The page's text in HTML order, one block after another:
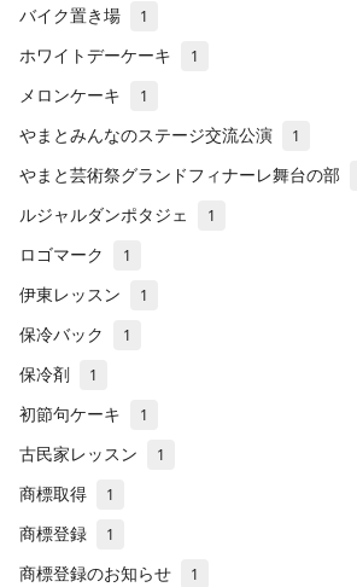
バイク置き場 1
ホワイトデーケーキ 1
メロンケーキ 1
やまとみんなのステージ交流公演 1
やまと芸術祭グランドフィナーレ舞台の部
ルジャルダンポタジェ 1
ロゴマーク 1
伊東レッスン 1
保冷バック 1
保冷剤 1
初節句ケーキ 1
古民家レッスン 1
商標取得 1
商標登録 1
商標登録のお知らせ 1